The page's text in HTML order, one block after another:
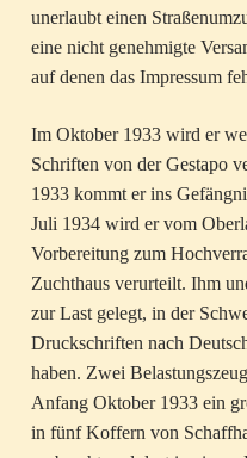
unerlaubt einen
eine nicht genehmigte
auf denen das Impressum
Im Oktober 1933 wird er
Schriften von der Gestapo
1933 kommt er ins
Juli 1934 wird er vom
Vorbereitung zum
Zuchthaus verurteilt. Ihm
zur Last gelegt, in der
Druckschriften nach
haben. Zwei
Anfang Oktober 1933 ein
in fünf Koffern von